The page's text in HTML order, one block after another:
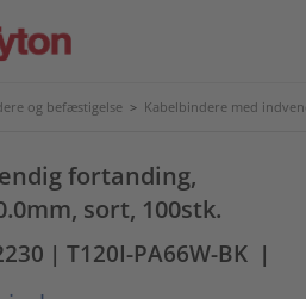
og befæstigelse > Kabelbindere med
fortanding,
sort, 100stk.
| T120I-PA66W-BK |